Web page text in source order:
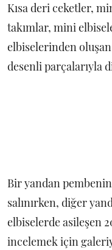
Kısa deri ceketler,
takımlar, mini
elbiselerinden
desenli parçalarıyla
Bir yandan
salınırken, diğer
elbiselerde asileşen
incelemek için